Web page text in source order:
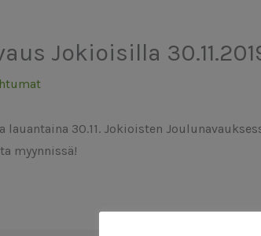
Jokioisilla
lauantaina 30.11. Jokioisten
myynnissä!